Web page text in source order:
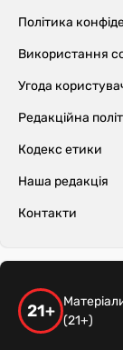
Політика
Використання
Угода
Редакційна
Кодекс етики
Наша редакція
Контакти
21+ (21+)